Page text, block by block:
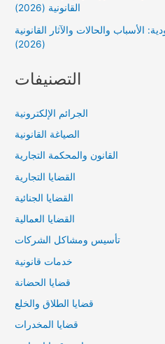
القانونية (2026)
الأسباب والحالات والآثار القانونية
(2026)
التصنيفات
الجرائم الإلكترونية
الصياغة القانونية
القانون والمحكمة التجارية
القضايا التجارية
القضايا الجنائية
القضايا العمالية
تأسيس ومشاكل الشركات
خدمات قانونية
قضايا الحضانة
قضايا الطلاق والخلع
قضايا المخدرات